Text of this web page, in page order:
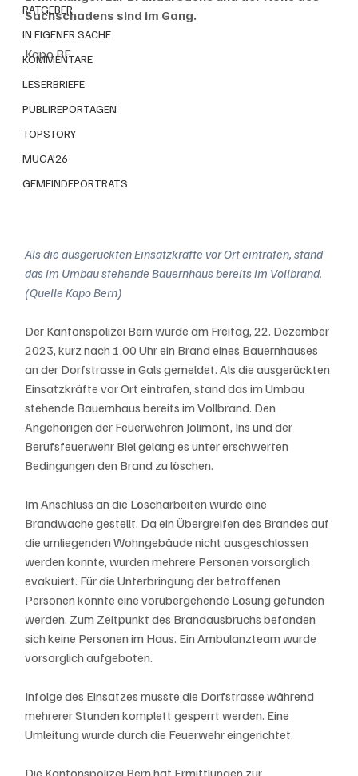
RATGEBER
IN EIGENER SACHE
KOMMENTARE
LESERBRIEFE
PUBLIREPORTAGEN
TOPSTORY
MUGA'26
GEMEINDEPORTRÄTS
Sachschadens sind im Gang.
Kapo BE
Als die ausgerückten Einsatzkräfte vor Ort eintrafen, stand
das im Umbau stehende Bauernhaus bereits im Vollbrand.
(Quelle Kapo Bern)
Der Kantonspolizei Bern wurde am Freitag, 22. Dezember
2023, kurz nach 1.00 Uhr ein Brand eines Bauernhauses
an der Dorfstrasse in Gals gemeldet. Als die ausgerückten
Einsatzkräfte vor Ort eintrafen, stand das im Umbau
stehende Bauernhaus bereits im Vollbrand. Den
Angehörigen der Feuerwehren Jolimont, Ins und der
Berufsfeuerwehr Biel gelang es unter erschwerten
Bedingungen den Brand zu löschen.
Im Anschluss an die Löscharbeiten wurde eine
Brandwache gestellt. Da ein Übergreifen des Brandes auf
die umliegenden Wohngebäude nicht ausgeschlossen
werden konnte, wurden mehrere Personen vorsorglich
evakuiert. Für die Unterbringung der betroffenen
Personen konnte eine vorübergehende Lösung gefunden
werden. Zum Zeitpunkt des Brandausbruchs befanden
sich keine Personen im Haus. Ein Ambulanzteam wurde
vorsorglich aufgeboten.
Infolge des Einsatzes musste die Dorfstrasse während
mehrerer Stunden komplett gesperrt werden. Eine
Umleitung wurde durch die Feuerwehr eingerichtet.
Die Kantonspolizei Bern hat Ermittlungen zur